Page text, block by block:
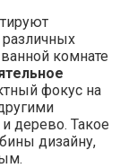
комнате
фокус на
дерево. Такое
дизайну,